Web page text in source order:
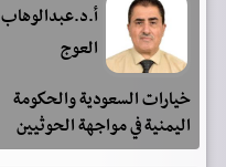
أ.د.عبدالوهاب
العوج
خيارات السعودية والحكومة
اليمنية في مواجهة الحوثيين